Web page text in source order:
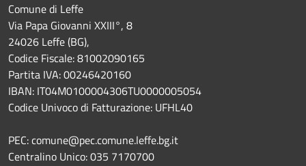
Comune di Leffe
Via Papa Giovanni XXIII°, 8
24026 Leffe (BG),
Codice Fiscale: 81002090165
Partita IVA: 00246420160
IBAN: IT04M0100004306TU0000005054
Codice Univoco di Fatturazione: UFHL40
PEC: comune@pec.comune.leffe.bg.it
Centralino Unico: 035 7170700